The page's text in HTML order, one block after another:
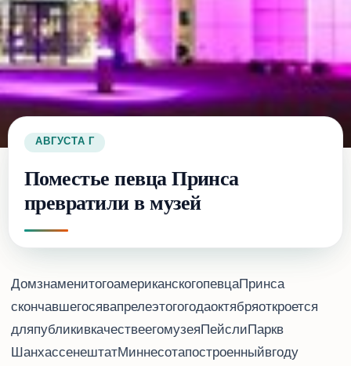
29 АВГУСТА 2016 Г.
Поместье певца Принса
превратили в музей
Дом знаменитого американского певца Принса,
скончавшегося в апреле этого года, 6 октября откроется
для публики в качестве его музея. Пейсли-Парк (Paisley Park) в
Шанхассене (Chanhassen, штат Миннесота), построенный в 1985 году,